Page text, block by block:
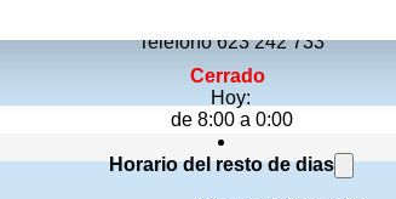
Teléfono 623 242 733
Cerrado
Hoy:
de 8:00 a 0:00
Horario del resto de dias